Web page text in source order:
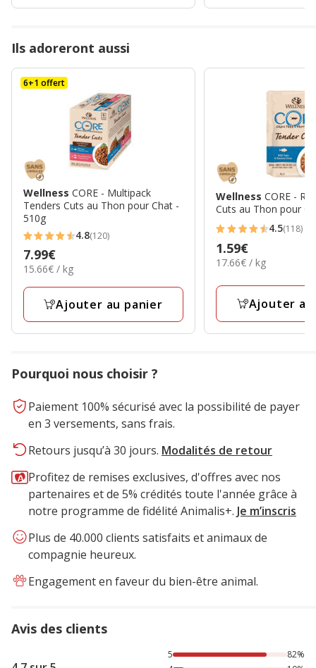
Ils adoreront aussi
6+1 offert
Wellness CORE - Multipack
Tenders Cuts au Thon pour Chat -
510g
4.8
étoiles
avec
120
4.8(120)
Prix
7.99€
7.99€
15.66€
Kg
15.66€ / kg
Ajouter au panier
WellnessCORE -
Cuts au Thon pour
4.5
étoiles
avec
118
4.5(118)
Prix
1.59€
1.59€
17.66€
Kg
17.66€ / kg
Ajouter
Pourquoi nous choisir ?
Paiement 100% sécurisé avec la possibilité de payer
en 3 versements, sans frais.
Retours jusqu’à 30 jours. Modalités de retour
Profitez de remises exclusives, d'offres avec nos
partenaires et de 5% crédités toute l'année grâce à
notre programme de fidélité Animalis+. Je m’inscris
Plus de 40.000 clients satisfaits et animaux de
compagnie heureux.
Engagement en faveur du bien-être animal.
Avis des clients
82% des personnes lont noté avec {1} étoiles, 10% des
5
82%